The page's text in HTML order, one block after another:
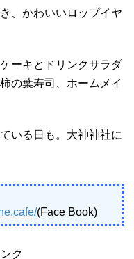
、かわいいロップイヤ
ーキとドリンクサラダ
の葉寿司、ホームメイ
いる日も。大神神社に
(Face Book)
ク